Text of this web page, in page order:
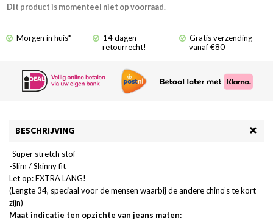
Dit product is momenteel niet op voorraad.
Morgen in huis*
14 dagen
retourrecht!
Gratis verzending
vanaf €80
BESCHRIJVING
-Super stretch stof
-Slim / Skinny fit
Let op: EXTRA LANG!
(Lengte 34, speciaal voor de mensen waarbij de andere chino’s te kort
zijn)
Maat indicatie ten opzichte van jeans maten: